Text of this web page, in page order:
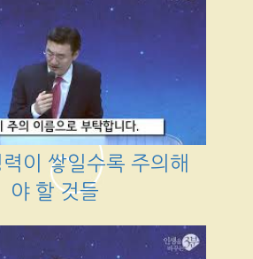
이 쌓일수록 주의해
야 할 것들